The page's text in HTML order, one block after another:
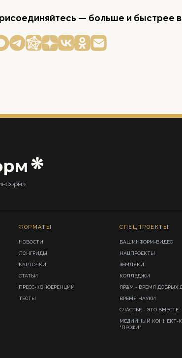
— больше и быстрее
ФОРМАТЫ
НОВОСТИ
ЛОНГРИДЫ
КАРТОЧКИ
СТАТЬИ
ПРЕСС-КОНФЕРЕНЦИИ
ТЕСТЫ
СПЕЦПРОЕКТЫ
БАШИНФОРМ-ВИДЕО
НАЦПРОЕКТЫ
ЗЕМЛЯКИ
КОЛЛЕДЖИ
ЯРҘАМ - ВРЕМЯ ДОБРЫХ
ВРЕМЯ НАУКИ
СЧАСТЬЕ - ЭТО ВМЕСТЕ
МЕДИЙНЫЙ КОННЕКТ-
"ПРОФИ"